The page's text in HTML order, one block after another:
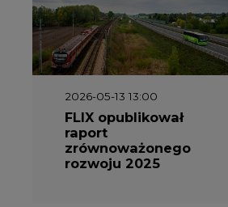
2026-05-13 13:00
FLIX opublikował
raport
zrównoważonego
rozwoju 2025